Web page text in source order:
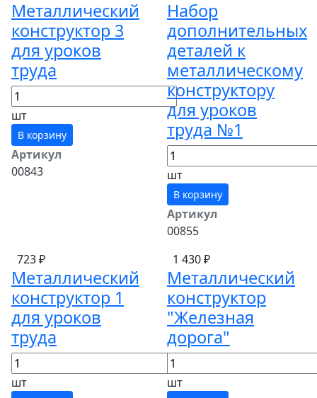
Металлический
конструктор 3
для уроков
труда
шт
В корзину
Артикул
00843
Набор
дополнительных
деталей к
металлическому
конструктору
для уроков
труда №1
шт
В корзину
Артикул
00855
723 ₽
Металлический
конструктор 1
для уроков
труда
шт
1 430 ₽
Металлический
конструктор
"Железная
дорога"
шт